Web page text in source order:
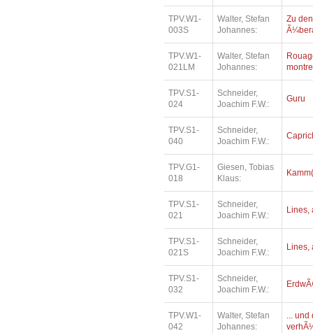
TPV.W1-
003S
Walter, Stefan
Johannes:
Zu
TPV.W1-
021LM
Walter, Stefan
Johannes:
montre
TPV.S1-
024
Schneider,
Joachim F.W.:
Guru
TPV.S1-
040
Schneider,
Joachim F.W.:
TPV.G1-
018
Giesen, Tobias
Klaus:
TPV.S1-
021
Schneider,
Joachim F.W.:
Lines,
TPV.S1-
021S
Schneider,
Joachim F.W.:
Lines,
TPV.S1-
032
Schneider,
Joachim F.W.:
TPV.W1-
042
Walter, Stefan
Johannes:
... und